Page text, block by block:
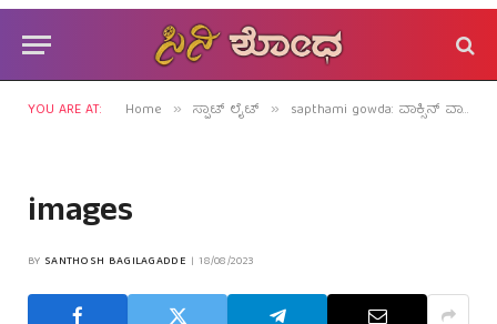
YOU ARE AT: Home » ಸ್ಪಾಟ್ ಲೈಟ್ » sapthami gowda: ವಾಕ್ಸಿನ್ ವಾರ್ ನಲ್ಲಿ ಮಿಂಚಬಹುದೇ ಸಪ್ತಮಿ ಗೌಡ?
images
BY SANTHOSH BAGILAGADDE 18/08/2023